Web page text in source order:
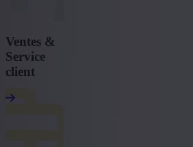
Ventes &
Service
client